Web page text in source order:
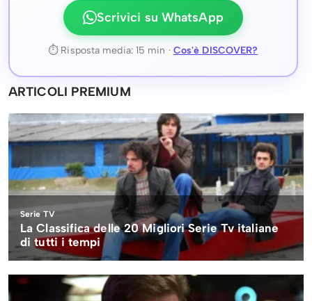
Scrivici su WhatsApp
⏱ Risposta media: 15 min · Cos'è DISCOVER?
ARTICOLI PREMIUM